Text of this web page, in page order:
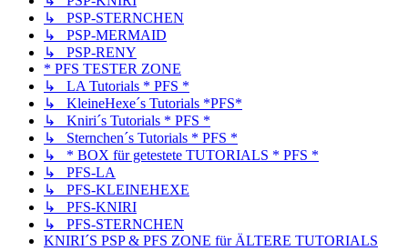
↳ PSP-STERNCHEN
↳ PSP-MERMAID
↳ PSP-RENY
* PFS TESTER ZONE
↳ LA Tutorials * PFS *
↳ KleineHexe´s Tutorials *PFS*
↳ Kniri´s Tutorials * PFS *
↳ Sternchen´s Tutorials * PFS *
↳ * BOX für getestete TUTORIALS * PFS *
↳ PFS-LA
↳ PFS-KLEINEHEXE
↳ PFS-KNIRI
↳ PFS-STERNCHEN
KNIRI´S PSP & PFS ZONE für ÄLTERE TUTORIALS